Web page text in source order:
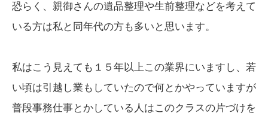
恐らく、親御さんの遺品整理や生前整理などを考えて
いる方は私と同年代の方も多いと思います。
私はこう見えても１５年以上この業界にいますし、若
い頃は引越し業もしていたので何とかやっていますが
普段事務仕事とかしている人はこのクラスの片づけを